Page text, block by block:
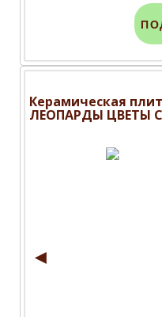
Керамическая
ЛЕОПАРДЫ ЦВЕТЫ
◄